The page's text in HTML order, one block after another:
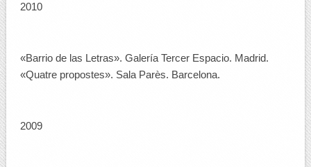
2010
«Barrio de las Letras». Galería Tercer Espacio. Madrid.
«Quatre propostes». Sala Parès. Barcelona.
2009